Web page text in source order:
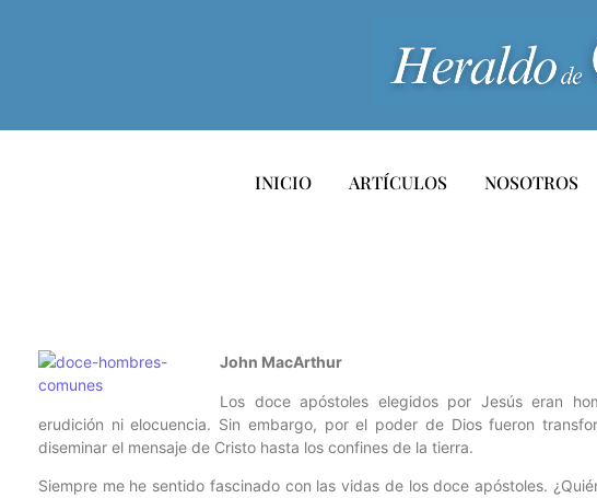
INICIO ARTÍCULOS NOSOTROS
John MacArthur
Los doce apóstoles elegidos por Jesús eran
erudición ni elocuencia. Sin embargo, por el poder de Dios fueron
diseminar el mensaje de Cristo hasta los confines de la tierra.
Siempre me he sentido fascinado con las vidas de los doce apóstoles.